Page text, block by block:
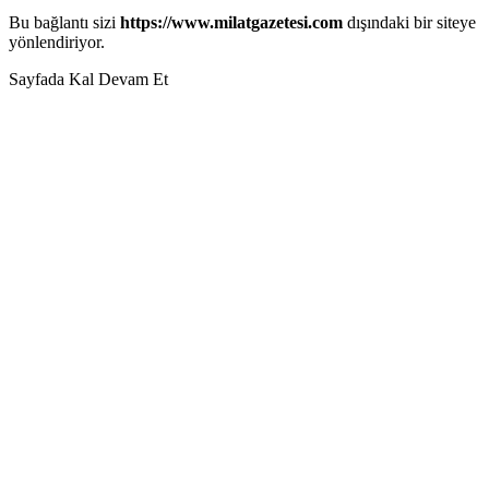
Bu bağlantı sizi https://www.milatgazetesi.com dışındaki bir siteye
yönlendiriyor.
Sayfada Kal Devam Et